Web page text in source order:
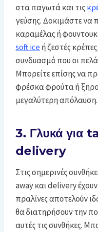
στα παγωτά και τις
γεύσης. Δοκιμάστε να
καραμέλας ή
soft iceή ζεστές
συνδυασμό που οι
Μπορείτε επίσης να
φρέσκα φρούτα ή
μεγαλύτερη απόλαυση.
3. Γλυκά για
delivery
Στις σημερινές
away και delivery
πραλίνες αποτελούν
θα διατηρήσουν την
αυτές τις συνθήκες.